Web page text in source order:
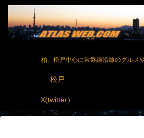
柏、松戸中心に常磐線沿線のグルメ
松戸
X(twitter）